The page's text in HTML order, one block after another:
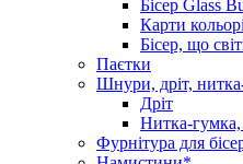
Бісер Glass
Карти
Бісер, що
Паєтки
Шнури, дріт,
Дріт
Нитка-
Фурнітура для